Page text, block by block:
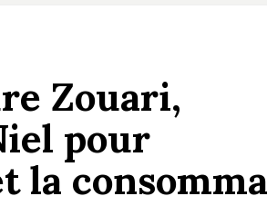
Zouari,
pour
la